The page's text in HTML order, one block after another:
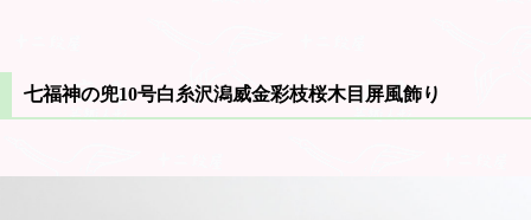
七福神の兜10号白糸沢潟威金彩枝桜木目屏風飾り